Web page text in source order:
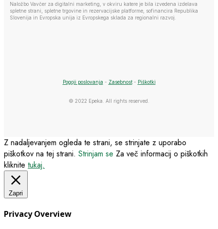
Naložbo Vavčer za digitalni marketing, v okviru katere je bila izvedena izdelava
spletne strani, spletne trgovine in rezervacijske platforme, sofinancira Republika
Slovenija in Evropska unija iz Evropskega sklada za regionalni razvoj.
Pogoji poslovanja - Zasebnost- Piškotki
© 2022 Epeka. All rights reserved.
Z nadaljevanjem ogleda te strani, se strinjate z uporabo
piškotkov na tej strani. Strinjam se Za več informacij o piškotkih
kliknite tukaj.
Zapri
Privacy Overview